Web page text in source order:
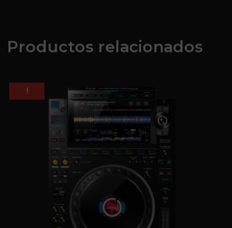
Productos relacionados
!